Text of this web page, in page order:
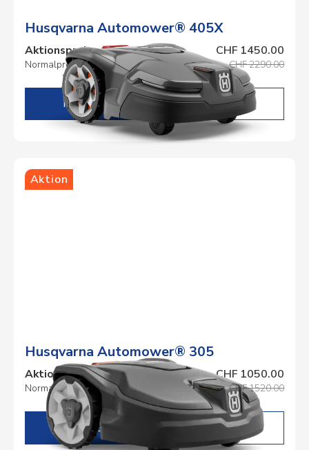
Husqvarna Automower® 405X
Aktionspreis CHF 1450.00
Normalpreis CHF 2290.00
DETAILS
Aktion
Husqvarna Automower® 305
Aktionspreis CHF 1050.00
Normalpreis CHF 1520.00
DETAILS